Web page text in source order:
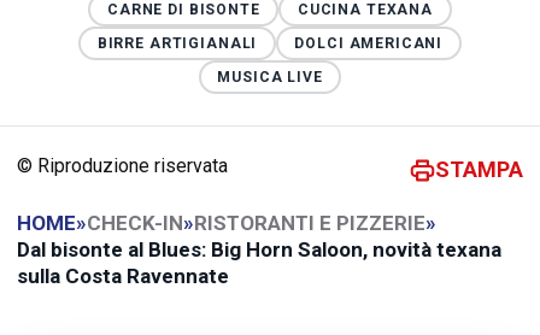
CARNE DI BISONTE
CUCINA TEXANA
BIRRE ARTIGIANALI
DOLCI AMERICANI
MUSICA LIVE
© Riproduzione riservata STAMPA
HOME»CHECK-IN»RISTORANTI E PIZZERIE»
Dal bisonte al Blues: Big Horn Saloon, novità texana
sulla Costa Ravennate